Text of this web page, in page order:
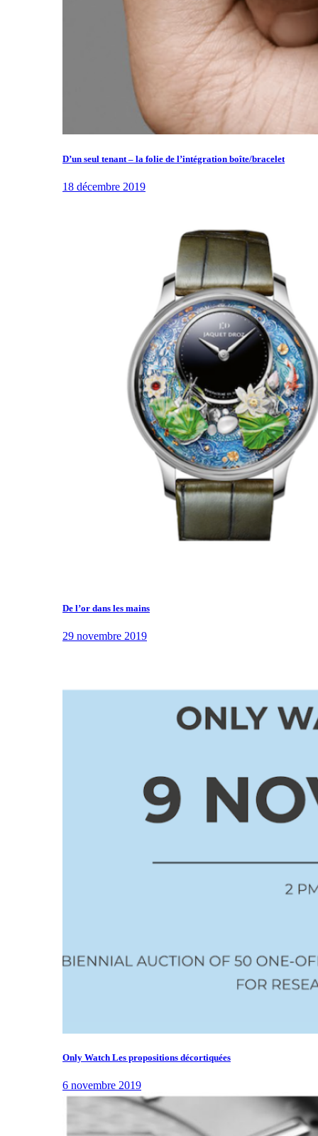
D’un seul tenant – la folie de l’intégration boîte/bracelet
18 décembre 2019
De l’or dans les mains
29 novembre 2019
Only Watch Les propositions décortiquées
6 novembre 2019